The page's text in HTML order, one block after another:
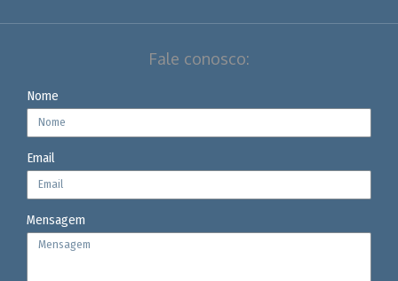
Fale conosco:
Nome
Email
Mensagem